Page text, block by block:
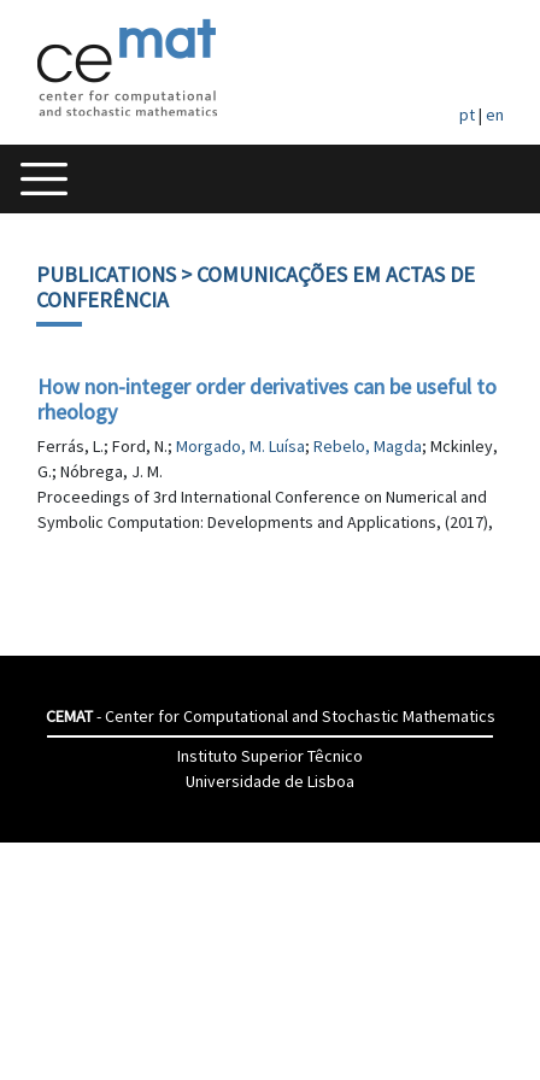
pt| en
PUBLICATIONS> COMUNICAÇÕES EM ACTAS DE
CONFERÊNCIA
How non-integer order derivatives can be useful to
rheology
Ferrás, L.; Ford, N.; Morgado, M. Luísa; Rebelo, Magda; Mckinley,
G.; Nóbrega, J. M.
Proceedings of 3rd International Conference on Numerical and
Symbolic Computation: Developments and Applications, (2017),
CEMAT- Center for Computational and Stochastic Mathematics
Instituto Superior Têcnico
Universidade de Lisboa